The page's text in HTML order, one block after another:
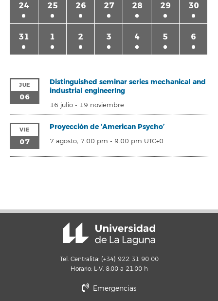
24 25 26 27 28 29 30
31 1 2 3 4 5 6
JUE
06
Distinguished seminar series mechanical and
industrial engineerIng
16 julio- 19 noviembre
VIE
07
Proyección de ‘American Psycho’
7 agosto, 7:00 pm - 9:00 pm UTC+0
Tel. Centralita: (+34) 922 31 90 00
Horario: L-V, 8:00 a 21:00 h
Emergencias